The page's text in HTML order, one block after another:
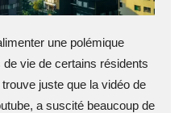
une polémique
vie de certains résidents
juste que la vidéo de
a suscité beaucoup de